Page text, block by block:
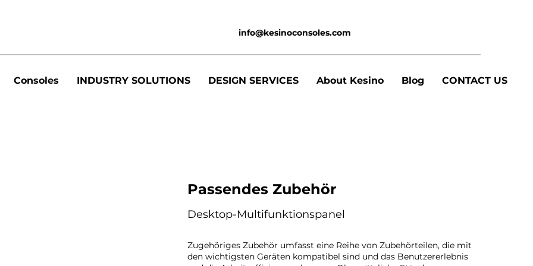
info@kesinoconsoles.com
Consoles INDUSTRY SOLUTIONS DESIGN SERVICES About Kesino Blog CONTACT US
Passendes Zubehör
Desktop-Multifunktionspanel
Zugehöriges Zubehör umfasst eine Reihe von Zubehörteilen, die mit
den wichtigsten Geräten kompatibel sind und das Benutzererlebnis